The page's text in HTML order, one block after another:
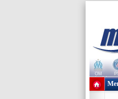
OM
+ de clubs